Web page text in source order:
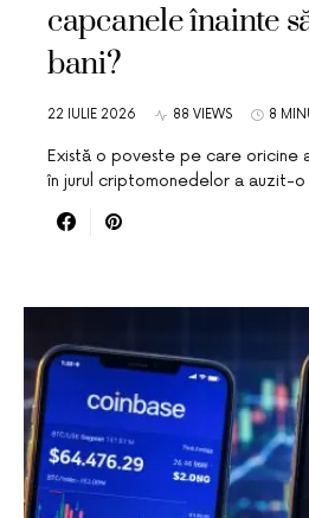
capcanele înainte
bani?
22 IULIE 2026 88 VIEWS 8
Există o poveste pe care oricine
în jurul criptomonedelor a auzit-